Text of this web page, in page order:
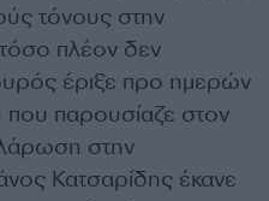
τόνους στην
πλέον δεν
έριξε προ ημερών
που παρουσίαζε στον
στην
Κατσαρίδης έκανε